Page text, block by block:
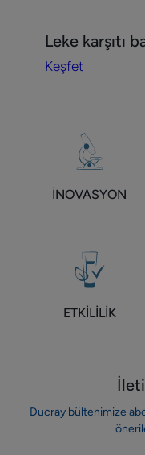
Leke
karşıtı
Leke karşıtı
Keşfet
İNOVASYON
ETKİLİLİK
Ducray bültenimize